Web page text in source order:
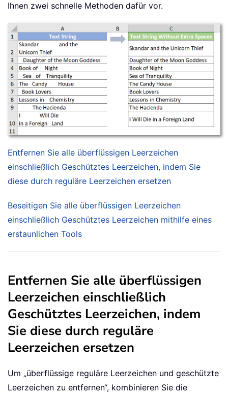
Ihnen zwei schnelle Methoden dafür vor.
Entfernen Sie alle überflüssigen Leerzeichen
einschließlich Geschütztes Leerzeichen, indem Sie
diese durch reguläre Leerzeichen ersetzen
Beseitigen Sie alle überflüssigen Leerzeichen
einschließlich Geschütztes Leerzeichen mithilfe eines
erstaunlichen Tools
Entfernen Sie alle überflüssigen
Leerzeichen einschließlich
Geschütztes Leerzeichen, indem
Sie diese durch reguläre
Leerzeichen ersetzen
Um „überflüssige reguläre Leerzeichen und geschützte
Leerzeichen zu entfernen“, kombinieren Sie die